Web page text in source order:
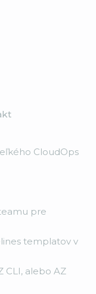
CloudOps
pre
templatov v
CLI, alebo AZ